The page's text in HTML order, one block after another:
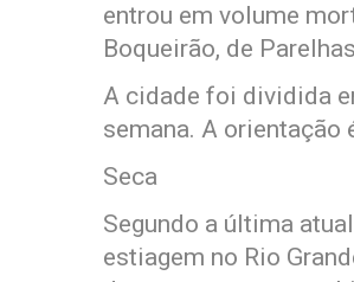
entrou em volume
Boqueirão, de
A cidade foi dividida
semana. A orientação
Seca
Segundo a última
estiagem no Rio